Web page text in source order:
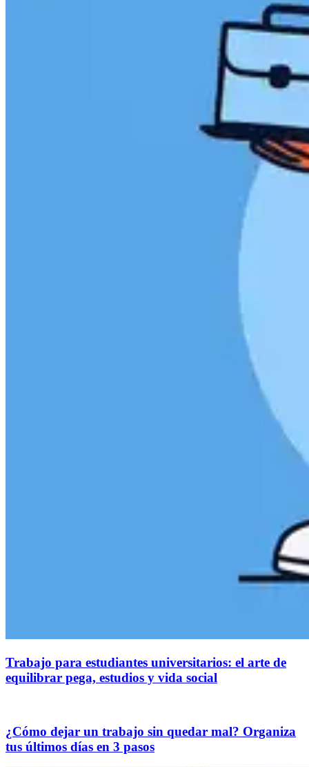
Trabajo para estudiantes universitarios: el arte de
equilibrar pega, estudios y vida social
¿Cómo dejar un trabajo sin quedar mal? Organiza
tus últimos días en 3 pasos